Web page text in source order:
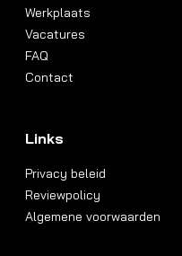
Werkplaats
Vacatures
FAQ
Contact
Links
Privacy beleid
Reviewpolicy
Algemene voorwaarden